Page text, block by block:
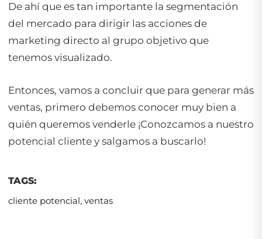
De ahí que es tan importante la segmentación
del mercado para dirigir las acciones de
marketing directo al grupo objetivo que
tenemos visualizado.
Entonces, vamos a concluir que para generar más
ventas, primero debemos conocer muy bien a
quién queremos venderle ¡Conozcamos a nuestro
potencial cliente y salgamos a buscarlo!
TAGS:
cliente potencial, ventas